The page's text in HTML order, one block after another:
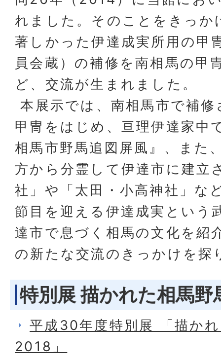
れました。そのことをきっか
著しかった伊達成実所用の甲
員会蔵）の補修を南相馬の甲
ど、交流が生まれました。
本展示では、南相馬市で補
甲冑をはじめ、亘理伊達家中
相馬市野馬追図屏風』、また
方から分霊して伊達市に建立
社」や「太田・小高神社」な
節目を迎える伊達成実という
達市で息づく相馬の文化を紹
の新たな交流のきっかけを探
特別展 描かれた相馬
平成30年度特別展 「描か
2018」